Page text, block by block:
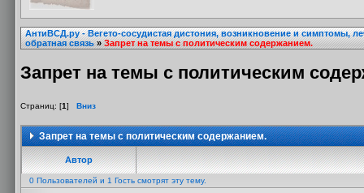
АнтиВСД.ру - Вегето-сосудистая дистония, возникновение и симптомы,
обратная связь»Запрет на темы с политическим содержанием.
Запрет на темы с политическим
Страниц: [1] Вниз
Запрет на темы с политическим содержанием.
Автор
0 Пользователей и 1 Гость смотрят эту тему.